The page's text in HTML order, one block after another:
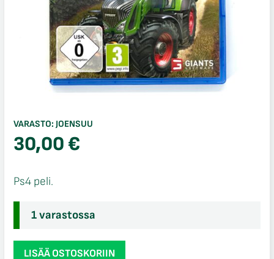
VARASTO: JOENSUU
30,00€
Ps4 peli.
1 varastossa
Farming
LISÄÄ OSTOSKORIIN